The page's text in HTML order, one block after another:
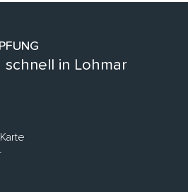
schnell in Lohmar